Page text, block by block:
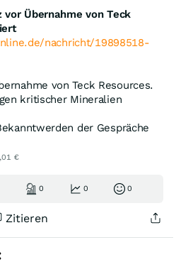
Übernahme von Teck
nachricht/19898518-
von Teck Resources.
kritischer Mineralien
der Gespräche
€
0 0 0
Zitieren